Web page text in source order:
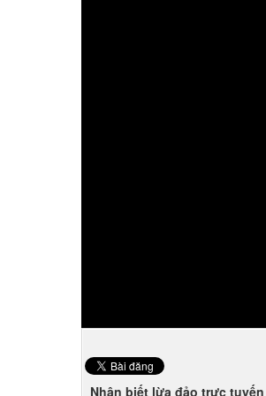
Nhận biết lừa đảo trực tuyến